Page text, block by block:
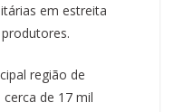
em estreita
região de
de 17 mil